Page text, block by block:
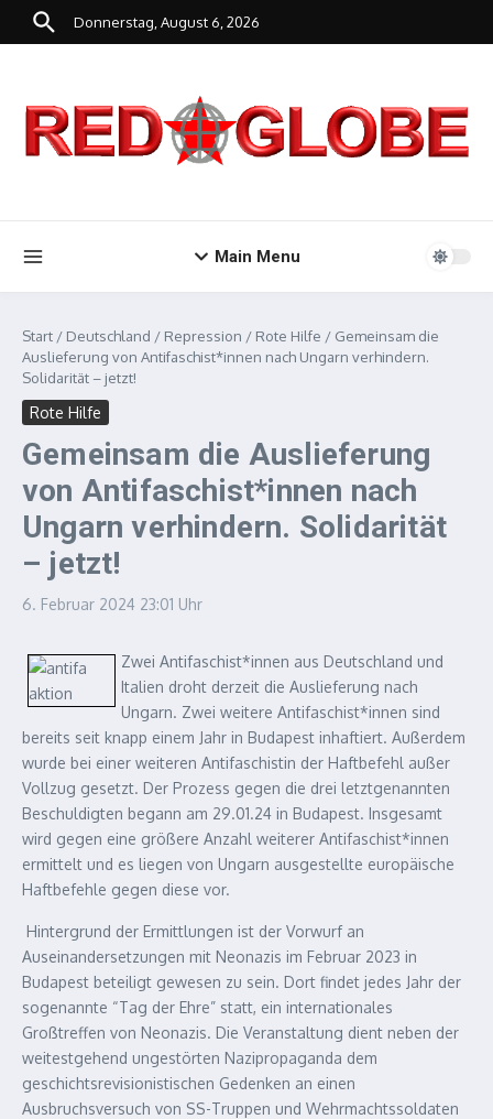
Zum Inhalt springen
Donnerstag, August 6, 2026
Main Menu
Start / Deutschland / Repression / Rote Hilfe / Gemeinsam die
Auslieferung von Antifaschist*innen nach Ungarn verhindern.
Solidarität – jetzt!
Rote Hilfe
Gemeinsam die Auslieferung
von Antifaschist*innen nach
Ungarn verhindern. Solidarität
– jetzt!
6. Februar 2024 23:01 Uhr
Zwei Antifaschist*innen aus Deutschland und
Italien droht derzeit die Auslieferung nach
Ungarn. Zwei weitere Antifaschist*innen sind
bereits seit knapp einem Jahr in Budapest inhaftiert. Außerdem
wurde bei einer weiteren Antifaschistin der Haftbefehl außer
Vollzug gesetzt. Der Prozess gegen die drei letztgenannten
Beschuldigten begann am 29.01.24 in Budapest. Insgesamt
wird gegen eine größere Anzahl weiterer Antifaschist*innen
ermittelt und es liegen von Ungarn ausgestellte europäische
Haftbefehle gegen diese vor.
Hintergrund der Ermittlungen ist der Vorwurf an
Auseinandersetzungen mit Neonazis im Februar 2023 in
Budapest beteiligt gewesen zu sein. Dort findet jedes Jahr der
sogenannte “Tag der Ehre” statt, ein internationales
Großtreffen von Neonazis. Die Veranstaltung dient neben der
weitestgehend ungestörten Nazipropaganda dem
geschichtsrevisionistischen Gedenken an einen
Ausbruchsversuch von SS-Truppen und Wehrmachtssoldaten